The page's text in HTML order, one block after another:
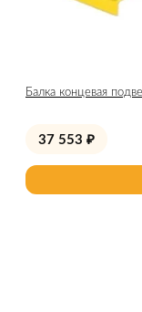
Балка концевая
37 553 ₽